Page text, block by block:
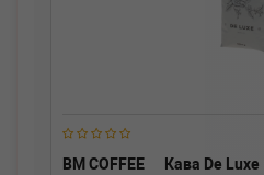
BM COFFEE Кава De Luxe